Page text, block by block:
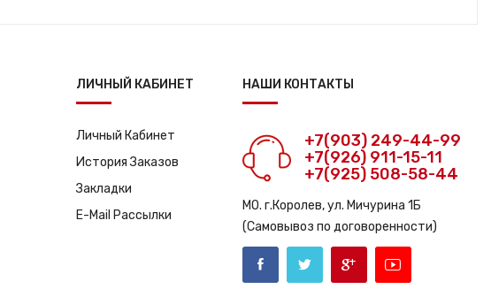
ЛИЧНЫЙ КАБИНЕТ
Личный Кабинет
История Заказов
Закладки
E-Mail Рассылки
НАШИ КОНТАКТЫ
+7(903) 249-44-99
+7(926) 911-15-11
+7(925) 508-58-44
МО. г.Королев, ул. Мичурина 1Б
(Самовывоз по договоренности)